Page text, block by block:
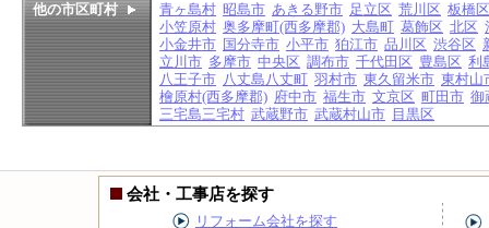
他の市区町村 青ヶ島村 昭島市 あきる野市 足立区 荒川区 板橋区
小笠原村 奥多摩町(西多摩郡) 大島町 葛飾区 北区
小金井市 国分寺市 小平市 狛江市 品川区 渋谷区
立川市 多摩市 中央区 調布市 千代田区 豊島区 利
八王子市 八丈島八丈町 羽村市 東久留米市 東村山
檜原村(西多摩郡) 府中市 福生市 文京区 町田市 御
三宅島三宅村 武蔵野市 武蔵村山市 目黒区
会社・工事店を探す
リフォーム会社を探す